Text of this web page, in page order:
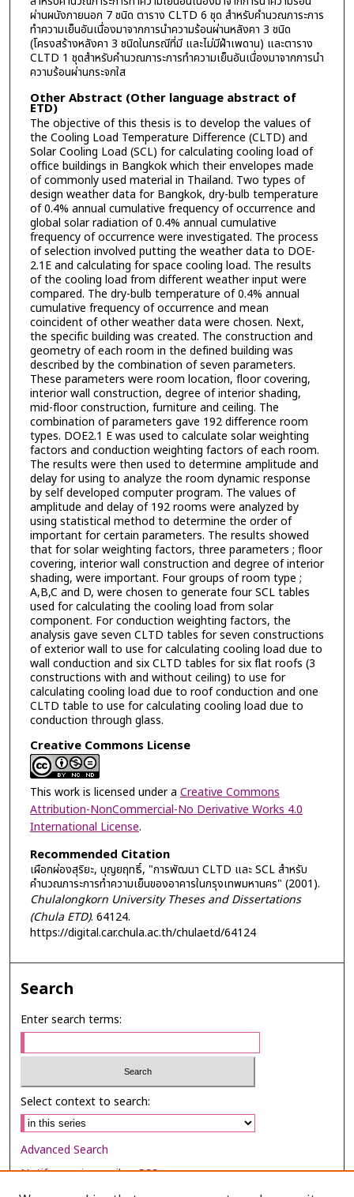
ผ่านผนังภายนอก 7 ชนิด ตาราง CLTD 6 ชุด สำหรับคำนวณภาระการ
ทำความเย็นอันเนื่องมาจากการนำความร้อนผ่านหลังคา 3 ชนิด
(โครงสร้างหลังคา 3 ชนิดในกรณีที่มี และไม่มีฝ้าเพดาน) และตาราง
CLTD 1 ชุดสำหรับคำนวณภาระการทำความเย็นอันเนื่องมาจากการนำ
ความร้อนผ่านกระจกใส
Other Abstract (Other language abstract of
ETD)
The objective of this thesis is to develop the values of
the Cooling Load Temperature Difference (CLTD) and
Solar Cooling Load (SCL) for calculating cooling load of
office buildings in Bangkok which their envelopes made
of commonly used material in Thailand. Two types of
design weather data for Bangkok, dry-bulb temperature
of 0.4% annual cumulative frequency of occurrence and
global solar radiation of 0.4% annual cumulative
frequency of occurrence were investigated. The process
of selection involved putting the weather data to DOE-
2.1E and calculating for space cooling load. The results
of the cooling load from different weather input were
compared. The dry-bulb temperature of 0.4% annual
cumulative frequency of occurrence and mean
coincident of other weather data were chosen. Next,
the specific building was created. The construction and
geometry of each room in the defined building was
described by the combination of seven parameters.
These parameters were room location, floor covering,
interior wall construction, degree of interior shading,
mid-floor construction, furniture and ceiling. The
combination of parameters gave 192 difference room
types. DOE2.1 E was used to calculate solar weighting
factors and conduction weighting factors of each room.
The results were then used to determine amplitude and
delay for using to analyze the room dynamic response
by self developed computer program. The values of
amplitude and delay of 192 rooms were analyzed by
using statistical method to determine the order of
important for certain parameters. The results showed
that for solar weighting factors, three parameters ; floor
covering, interior wall construction and degree of interior
shading, were important. Four groups of room type ;
A,B,C and D, were chosen to generate four SCL tables
used for calculating the cooling load from solar
component. For conduction weighting factors, the
analysis gave seven CLTD tables for seven constructions
of exterior wall to use for calculating cooling load due to
wall conduction and six CLTD tables for six flat roofs (3
constructions with and without ceiling) to use for
calculating cooling load due to roof conduction and one
CLTD table to use for calculating cooling load due to
conduction through glass.
Creative Commons License
This work is licensed under a Creative Commons
Attribution-NonCommercial-No Derivative Works 4.0
International License.
Recommended Citation
เผือกผ่องสุริยะ, บุญยฤทธิ์, "การพัฒนา CLTD และ SCL สำหรับ
คำนวณภาระการทำความเย็นของอาคารในกรุงเทพมหานคร" (2001).
Chulalongkorn University Theses and Dissertations
(Chula ETD). 64124.
https://digital.car.chula.ac.th/chulaetd/64124
Search
Enter search terms:
Select context to search:
Advanced Search
Notify me via email orRSS